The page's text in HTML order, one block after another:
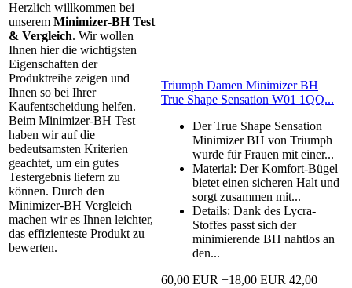
Herzlich willkommen bei
unserem Minimizer-BH Test
& Vergleich. Wir wollen
Ihnen hier die wichtigsten
Eigenschaften der
Produktreihe zeigen und
Ihnen so bei Ihrer
Kaufentscheidung helfen.
Beim Minimizer-BH Test
haben wir auf die
bedeutsamsten Kriterien
geachtet, um ein gutes
Testergebnis liefern zu
können. Durch den
Minimizer-BH Vergleich
machen wir es Ihnen leichter,
das effizienteste Produkt zu
bewerten.
Triumph Damen Minimizer BH
True Shape Sensation W01 1QQ...
Der True Shape Sensation
Minimizer BH von Triumph
wurde für Frauen mit einer...
Material: Der Komfort-Bügel
bietet einen sicheren Halt und
sorgt zusammen mit...
Details: Dank des Lycra-
Stoffes passt sich der
minimierende BH nahtlos an
den...
60,00 EUR −18,00 EUR 42,00